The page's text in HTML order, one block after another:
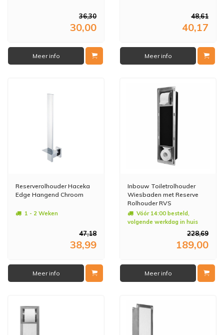
36,30
30,00
Meer info
48,61
40,17
Meer info
Reserverolhouder Haceka
Edge Hangend Chroom
1 - 2 Weken
47,18
38,99
Meer info
Inbouw Toiletrolhouder
Wiesbaden met Reserve
Rolhouder RVS
Vóór 14:00 besteld,
volgende werkdag in huis
228,69
189,00
Meer info